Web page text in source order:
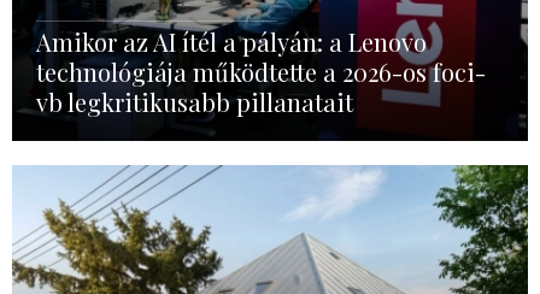
Amikor az AI ítél a pályán: a Lenovo
technológiája működtette a 2026-os foci-
vb legkritikusabb pillanatait